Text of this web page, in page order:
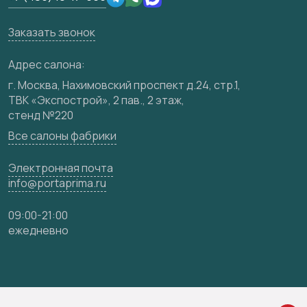
Юридическая информация
Медиацентр
Видео
Карта сайта
Заказать звонок
Адрес салона:
г. Москва, Нахимовский проспект д.24, стр.1,
ТВК «Экспострой», 2 пав., 2 этаж,
стенд №220
Все салоны фабрики
Электронная почта
info@portaprima.ru
09:00-21:00
ежедневно